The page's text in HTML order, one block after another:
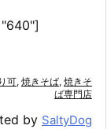
可, 焼きそば, 焼きそ
ば専門店
by SaltyDog